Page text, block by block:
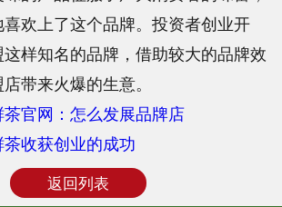
欢上了这个品牌。投资者创业开
样知名的品牌，借助较大的品牌效
带来火爆的生意。
官网：怎么发展品牌店
收获创业的成功
返回列表